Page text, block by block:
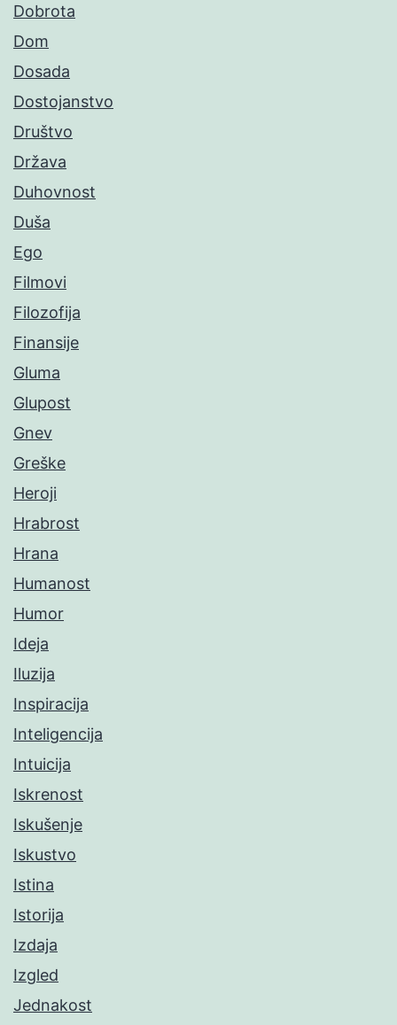
Dobrota
Dom
Dosada
Dostojanstvo
Društvo
Država
Duhovnost
Duša
Ego
Filmovi
Filozofija
Finansije
Gluma
Glupost
Gnev
Greške
Heroji
Hrabrost
Hrana
Humanost
Humor
Ideja
Iluzija
Inspiracija
Inteligencija
Intuicija
Iskrenost
Iskušenje
Iskustvo
Istina
Istorija
Izdaja
Izgled
Jednakost